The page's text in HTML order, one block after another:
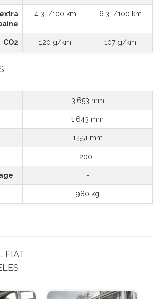
4.3 l/100 km 6.3 l/100 km
CO2 120 g/km 107 g/km
3.653 mm
1.643 mm
1.551 mm
200 l
-
980 kg
FIAT